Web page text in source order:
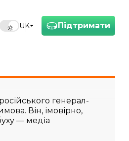
Підтримати
UK
генерал-
Він, імовірно,
— медіа